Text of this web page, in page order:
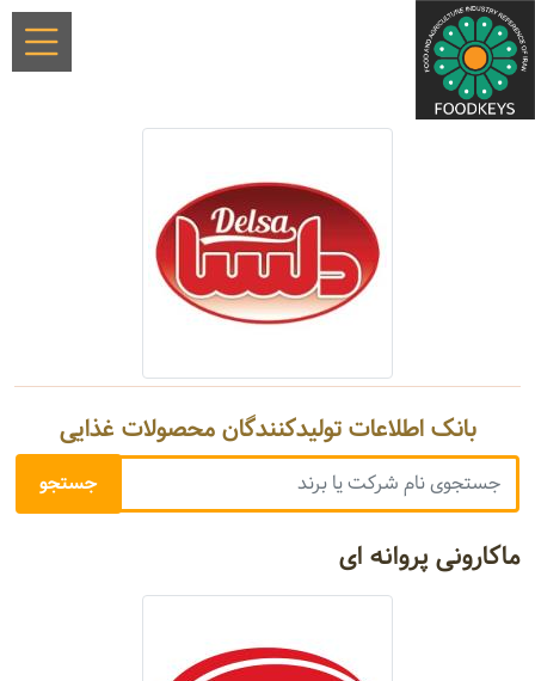
بانک اطلاعات تولیدکنندگان محصولات غذایی
ماکارونی پروانه ای